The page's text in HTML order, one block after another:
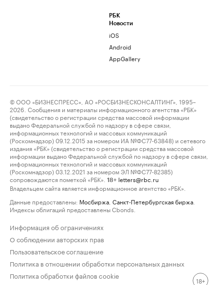
РБК
Новости
iOS
Android
AppGallery
© ООО «БИЗНЕСПРЕСС», АО «РОСБИЗНЕСКОНСАЛТИНГ», 1995–
2026. Сообщения и материалы информационного агентства «РБК»
(свидетельство о регистрации средства массовой информации
выдано Федеральной службой по надзору в сфере связи,
информационных технологий и массовых коммуникаций
(Роскомнадзор) 09.12.2015 за номером ИА №ФС77-63848) и сетевого
издания «РБК» (свидетельство о регистрации средства массовой
информации выдано Федеральной службой по надзору в сфере связи,
информационных технологий и массовых коммуникаций
(Роскомнадзор) 03.12.2021 за номером ЭЛ №ФС77-82385)
сопровождаются пометкой «РБК».
18+ letters@rbc.ru
Владельцем сайта является информационное агентство «РБК».
Данные предоставлены: Мосбиржа Санкт-Петербургская биржа
Индексы облигаций предоставлены Cbonds.
Информация об ограничениях
О соблюдении авторских прав
Пользовательское соглашение
Политика в отношении обработки персональных данных
Политика обработки файлов cookie
18+